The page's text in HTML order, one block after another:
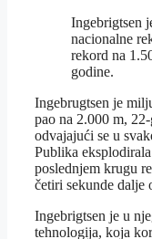
Ingebrigtsen
nacionalne
rekord na
godine.
Ingebrugtsen je
pao na 2.000 m,
odvajajući se u
Publika
poslednjem krugu
četiri sekunde dalje
Ingebrigtsen je u
tehnologija, koja